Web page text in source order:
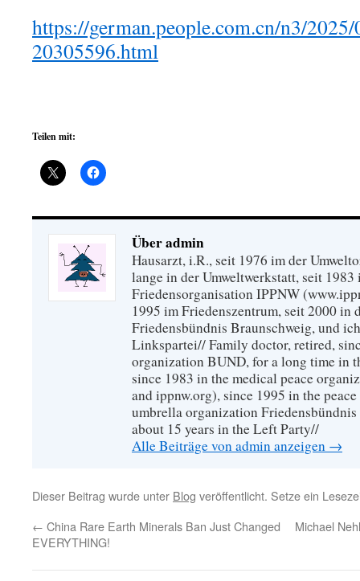
https://german.people.com.cn/n3/
20305596.html
Teilen mit:
Über admin
Hausarzt, i.R., seit 1976 im der
lange in der Umweltwerkstatt, seit
Friedensorganisation IPPNW
1995 im Friedenszentrum, seit 2000 in
Friedensbündnis Braunschweig, und
Linkspartei// Family doctor, retired,
organization BUND, for a long time in
since 1983 in the medical peace
and ippnw.org), since 1995 in the
umbrella organization
about 15 years in the Left Party//
Alle Beiträge von admin anzeigen →
Dieser Beitrag wurde unter Blog veröffentlicht. Setze ein
← China Rare Earth Minerals Ban Just Changed
EVERYTHING!
Michael